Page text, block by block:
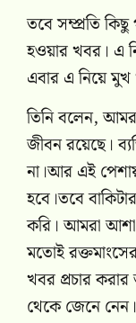
তবে সম্প্রতি কিছু
হওয়ার খবর। এ
এবার এ নিয়ে
তিনি বলেন,
জীবন রয়েছে।
না।আর এই
হবে।তবে
করি। আমরা
মতোই
খবর প্রচার
থেকে জেনে নেন।